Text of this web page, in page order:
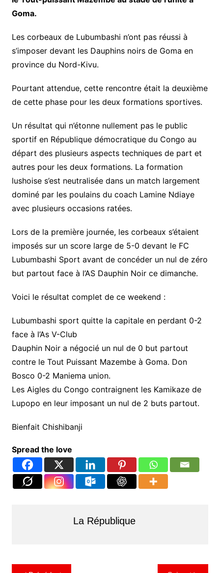
Goma.
Les corbeaux de Lubumbashi n’ont pas réussi à
s’imposer devant les Dauphins noirs de Goma en
province du Nord-Kivu.
Pourtant attendue, cette rencontre était la deuxième
de cette phase pour les deux formations sportives.
Un résultat qui n’étonne nullement pas le public
sportif en République démocratique du Congo au
départ des plusieurs aspects techniques de part et
autres pour les deux formations. La formation
lushoise s’est neutralisée dans un match largement
dominé par les poulains du coach Lamine Ndiaye
avec plusieurs occasions ratées.
Lors de la première journée, les corbeaux s’étaient
imposés sur un score large de 5-0 devant le FC
Lubumbashi Sport avant de concéder un nul de zéro
but partout face à l’AS Dauphin Noir ce dimanche.
Voici le résultat complet de ce weekend :
Lubumbashi sport quitte la capitale en perdant 0-2
face à l’As V-Club
Dauphin Noir a négocié un nul de 0 but partout
contre le Tout Puissant Mazembe à Goma. Don
Bosco 0-2 Maniema union.
Les Aigles du Congo contraignent les Kamikaze de
Lupopo en leur imposant un nul de 2 buts partout.
Bienfait Chishibanji
Spread the love
La République